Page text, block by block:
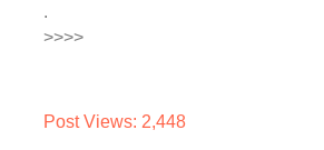
.
>>>>
Post Views: 2,448